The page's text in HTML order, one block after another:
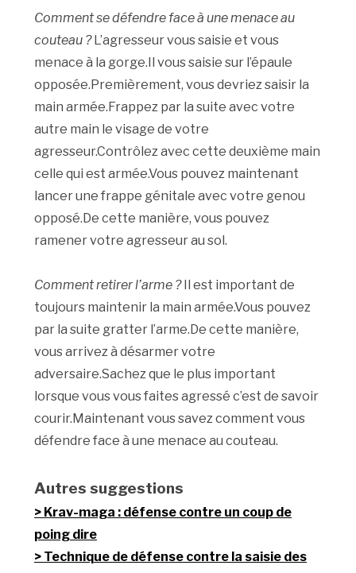
Comment se défendre face à une menace au
couteau ?L’agresseur vous saisie et vous
menace à la gorge.Il vous saisie sur l’épaule
opposée.Premièrement, vous devriez saisir la
main armée.Frappez par la suite avec votre
autre main le visage de votre
agresseur.Contrôlez avec cette deuxième main
celle qui est armée.Vous pouvez maintenant
lancer une frappe génitale avec votre genou
opposé.De cette manière, vous pouvez
ramener votre agresseur au sol.
Comment retirer l’arme ?Il est important de
toujours maintenir la main armée.Vous pouvez
par la suite gratter l’arme.De cette manière,
vous arrivez à désarmer votre
adversaire.Sachez que le plus important
lorsque vous vous faites agressé c’est de savoir
courir.Maintenant vous savez comment vous
défendre face à une menace au couteau.
Autres suggestions
Krav-maga : défense contre un coup de
poing dire
Technique de défense contre la saisie des